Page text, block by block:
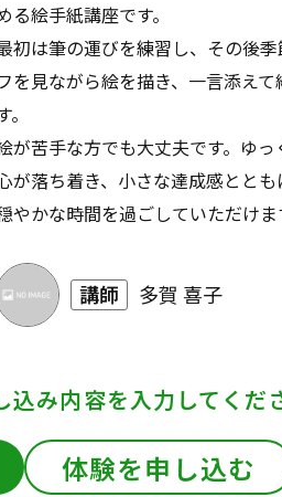
る絵手紙講座です。
初は筆の運びを練習し、その後
を見ながら絵を描き、一言添え
。
が苦手な方でも大丈夫です。ゆ
が落ち着き、小さな達成感とと
やかな時間を過ごしていただけま
講師 多賀 喜子
込み内容を入力してくだ
体験を申し込む